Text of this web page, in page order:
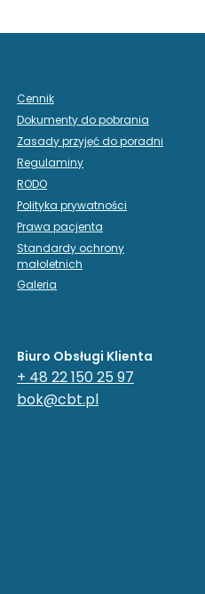
Cennik
Dokumenty do pobrania
Zasady przyjęć do poradni
Regulaminy
RODO
Polityka prywatności
Prawa pacjenta
Standardy ochrony
małoletnich
Galeria
Biuro Obsługi Klienta
+ 48 22 150 25 97
bok@cbt.pl